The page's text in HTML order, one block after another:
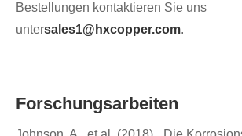
Bestellungen kontaktieren Sie uns
untersales1@hxcopper.com.
Forschungsarbeiten